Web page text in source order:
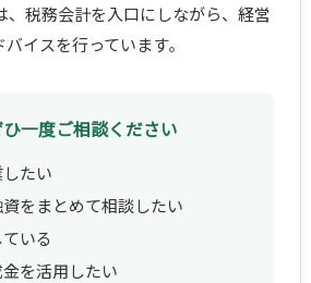
税務会計を入口にしながら、経営
イスを行っています。
一度ご相談ください
たい
をまとめて相談したい
いる
を活用したい